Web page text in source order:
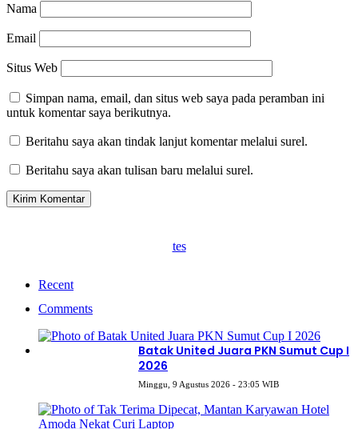
Nama
Email
Situs Web
Simpan nama, email, dan situs web saya pada peramban ini
untuk komentar saya berikutnya.
Beritahu saya akan tindak lanjut komentar melalui surel.
Beritahu saya akan tulisan baru melalui surel.
tes
Recent
Comments
Batak United Juara PKN Sumut Cup I
2026
Minggu, 9 Agustus 2026 - 23:05 WIB